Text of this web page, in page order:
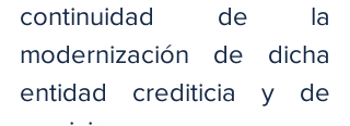
continuidad de la
modernización de dicha
entidad crediticia y de